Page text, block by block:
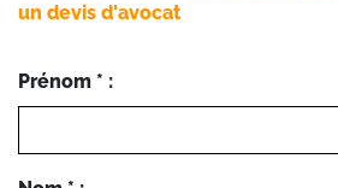
un devis d'avocat
Prénom * :